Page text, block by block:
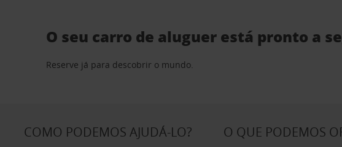
O seu carro de aluguer está pronto a
Reserve já para descobrir o mundo.
COMO PODEMOS AJUDÁ-LO? O QUE PODEMOS